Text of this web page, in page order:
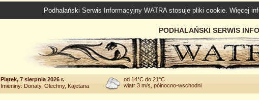
Podhalański Serwis Informacyjny WATRA stosuje pliki cookie. Więcej
PODHALAŃSKI SERWIS
Piątek, 7 sierpnia 2026 r.
Imieniny: Donaty, Olechny, Kajetana
od 14°C do 21°C
wiatr 3 m/s, północno-wschodni